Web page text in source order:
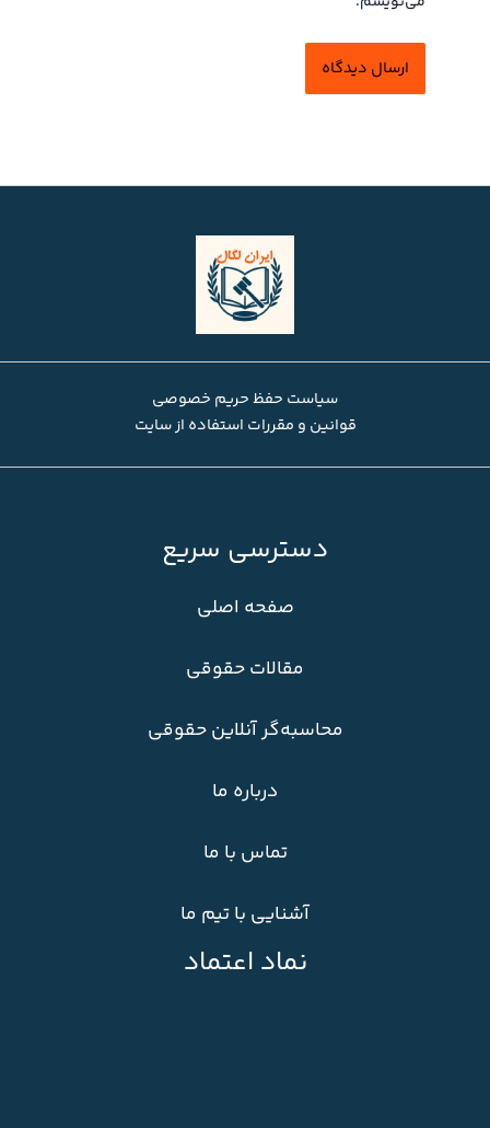
سیاست حفظ حریم خصوصی
قوانین و مقررات استفاده از سایت
دسترسی سریع
صفحه اصلی
مقالات حقوقی
محاسبه‌گر آنلاین حقوقی
درباره ما
تماس با ما
آشنایی با تیم ما
نماد اعتماد